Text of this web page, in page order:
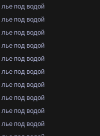
под водой
под водой
под водой
под водой
под водой
под водой
под водой
под водой
под водой
под водой